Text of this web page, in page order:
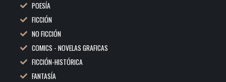
POESÍA
FICCIÓN
NO FICCIÓN
COMICS - NOVELAS GRAFICAS
FICCIÓN-HISTÓRICA
FANTASÍA